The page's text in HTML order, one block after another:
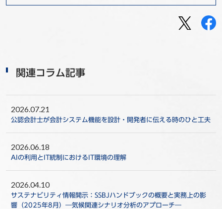
関連コラム記事
2026.07.21
公認会計士が会計システム機能を設計・開発者に伝える時のひと工夫
2026.06.18
AIの利用とIT統制におけるIT環境の理解
2026.04.10
サステナビリティ情報開示：SSBJハンドブックの概要と実務上の影
響（2025年8月）―気候関連シナリオ分析のアプローチ―